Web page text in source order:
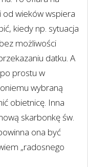
od wieków wspiera
kiedy np. sytuacja
możliwości
datku. A
prostu w
wybraną
obietnicę. Inna
skarbonkę św.
ona być
„radosnego